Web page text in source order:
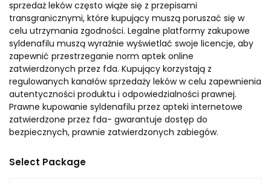
sprzedaż leków często wiąże się z przepisami
transgranicznymi, które kupujący muszą poruszać się w
celu utrzymania zgodności. Legalne platformy zakupowe
syldenafilu muszą wyraźnie wyświetlać swoje licencje, aby
zapewnić przestrzeganie norm aptek online
zatwierdzonych przez fda. Kupujący korzystają z
regulowanych kanałów sprzedaży leków w celu zapewnienia
autentyczności produktu i odpowiedzialności prawnej.
Prawne kupowanie syldenafilu przez apteki internetowe
zatwierdzone przez fda- gwarantuje dostęp do
bezpiecznych, prawnie zatwierdzonych zabiegów.
Select Package